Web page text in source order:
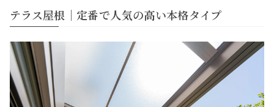
テラス屋根｜定番で人気の高い本格タイプ